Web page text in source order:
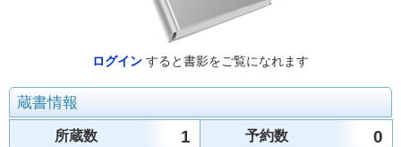
ログイン すると書影をご覧になれます
蔵書情報
所蔵数 1 予約数 0